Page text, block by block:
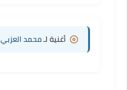
أغنية لـ محمد العزبي